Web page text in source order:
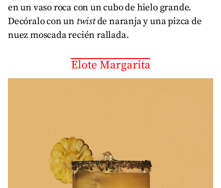
en un vaso roca con un cubo de hielo grande.
Decóralo con un twistde naranja y una pizca de
nuez moscada recién rallada.
Elote Margarita